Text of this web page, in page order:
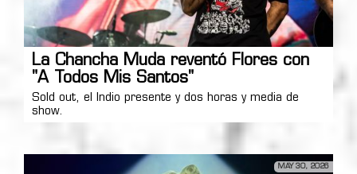
La Chancha Muda reventó Flores con
"A Todos Mis Santos"
Sold out, el Indio presente y dos horas y media de
show.
MAY 30, 2026